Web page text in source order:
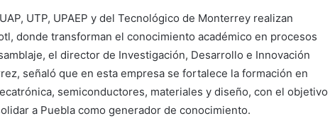
UTP, UPAEP y del Tecnológico de Monterrey realizan
donde transforman el conocimiento académico en procesos
el director de Investigación, Desarrollo e Innovación
señaló que en esta empresa se fortalece la formación en
semiconductores, materiales y diseño, con el objetivo
a Puebla como generador de conocimiento.